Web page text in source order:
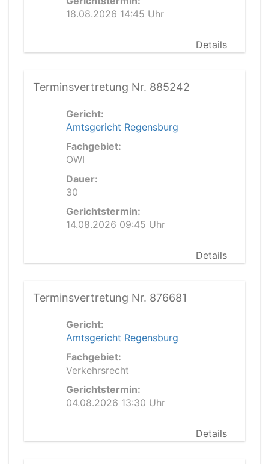
18.08.2026 14:45 Uhr
Details
Terminsvertretung Nr. 885242
Gericht:
Amtsgericht Regensburg
Fachgebiet:
OWI
Dauer:
30
Gerichtstermin:
14.08.2026 09:45 Uhr
Details
Terminsvertretung Nr. 876681
Gericht:
Amtsgericht Regensburg
Fachgebiet:
Verkehrsrecht
Gerichtstermin:
04.08.2026 13:30 Uhr
Details